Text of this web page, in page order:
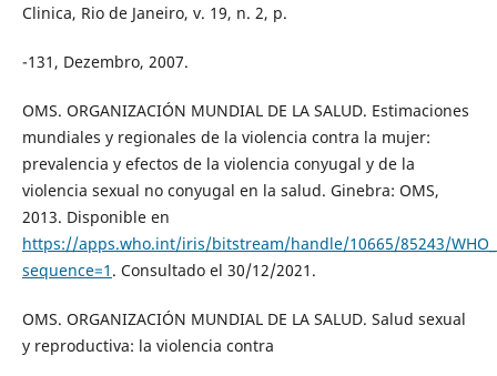
Clinica, Rio de Janeiro, v. 19, n. 2, p.
-131, Dezembro, 2007.
OMS. ORGANIZACIÓN MUNDIAL DE LA SALUD. Estimaciones
mundiales y regionales de la violencia contra la mujer:
prevalencia y efectos de la violencia conyugal y de la
violencia sexual no conyugal en la salud. Ginebra: OMS,
2013. Disponible en
https://apps.who.int/iris/bitstream/handle/10665/85243/
sequence=1 . Consultado el 30/12/2021.
OMS. ORGANIZACIÓN MUNDIAL DE LA SALUD. Salud sexual
y reproductiva: la violencia contra